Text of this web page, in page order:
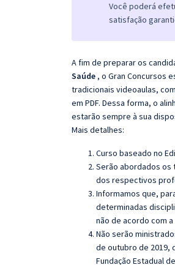
Você poderá
satisfação
A fim de preparar os
Saúde , o Gran Concursos
tradicionais videoaulas,
em PDF. Dessa forma, o
estarão sempre à sua
Mais detalhes:
Curso baseado no
Serão abordados os
dos respectivos
Informamos que,
determinadas
não de acordo com
Não serão
de outubro de 2019,
Fundação Estadual